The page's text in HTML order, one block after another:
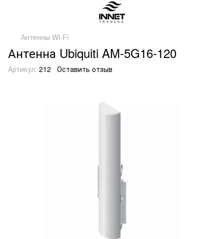
Антенны Wi-Fi
Антенна Ubiquiti AM-5G16-120
Артикул: 212 Оставить отзыв